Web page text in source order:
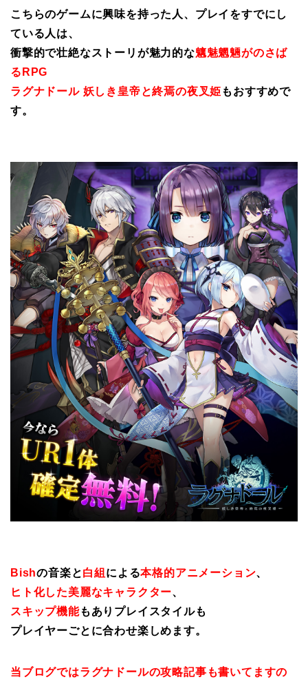
こちらのゲームに興味を持った人、プレイをすでにし
ている人は、
衝撃的で壮絶なストーリが魅力的な魑魅魍魎がのさば
るRPG
ラグナドール 妖しき皇帝と終焉の夜叉姫 もおすすめで
す。
Bishの音楽と白組 による本格的アニメーション、
ヒト化した美麗なキャラクター、
スキップ機能もありプレイスタイルも
プレイヤーごとに合わせ楽しめます。
当ブログではラグナドールの攻略記事も書いてますの